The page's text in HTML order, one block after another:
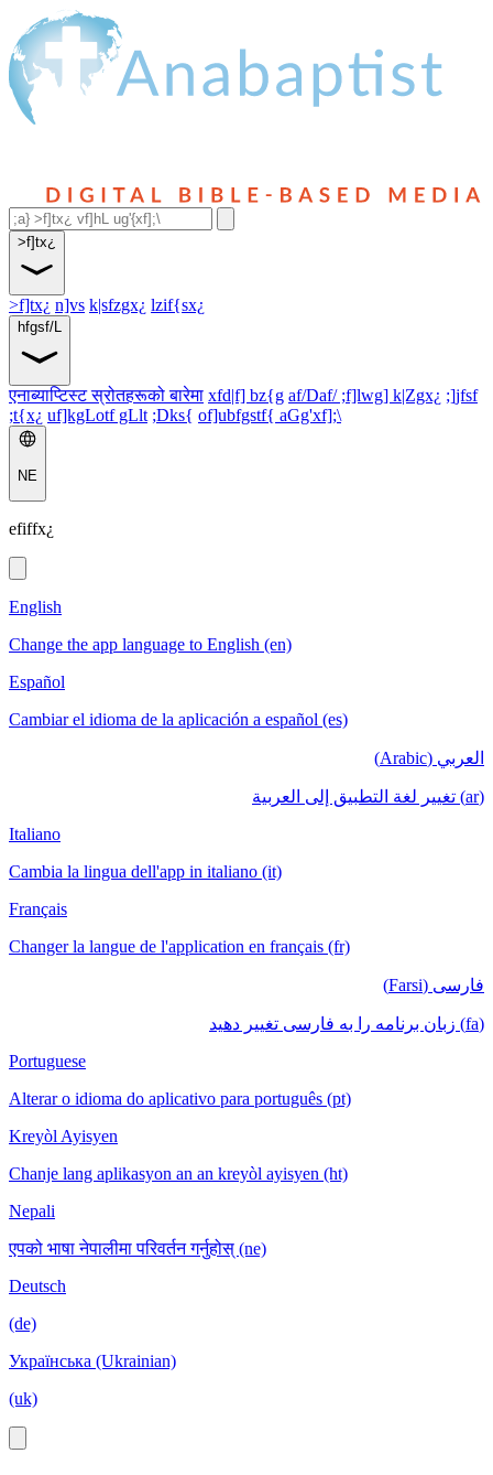
>f]tx¿
>f]tx¿ n]vs k|sfzgx¿ lzif{sx¿
hfgsf/L
एनाब्याप्टिस्ट स्रोतहरूको बारेमा xfd|f] bz{g af/Daf/ ;f]lwg] k|Zgx¿ ;]jfsf
;t{x¿ uf]kgLotf gLlt ;Dks{ of]ubfgstf{ aGg'xf];\
NE
efiffx¿
English
Change the app language to English (en)
Español
Cambiar el idioma de la aplicación a español (es)
العربي (Arabic)
(ar) تغيير لغة التطبيق إلى العربية
Italiano
Cambia la lingua dell'app in italiano (it)
Français
Changer la langue de l'application en français (fr)
فارسی (Farsi)
(fa) زبان برنامه را به فارسی تغییر دهید
Portuguese
Alterar o idioma do aplicativo para português (pt)
Kreyòl Ayisyen
Chanje lang aplikasyon an an kreyòl ayisyen (ht)
Nepali
एपको भाषा नेपालीमा परिवर्तन गर्नुहोस् (ne)
Deutsch
(de)
Українська (Ukrainian)
(uk)